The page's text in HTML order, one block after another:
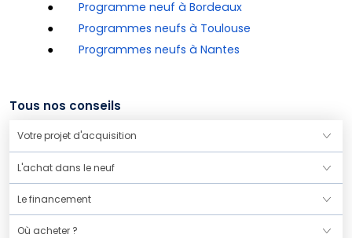
● Programme neuf à Bordeaux
● Programmes neufs à Toulouse
● Programmes neufs à Nantes
Tous nos conseils
Votre projet d'acquisition
L'achat dans le neuf
Le financement
Où acheter ?